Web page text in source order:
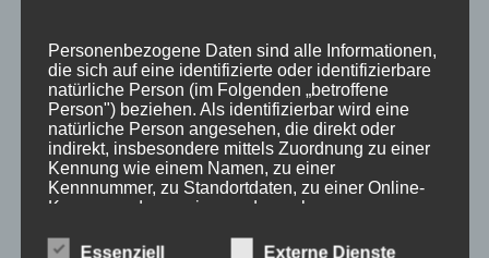
SCHLAGWÖRTER
3 Sterne Allgäu Allgäu-Walser-Pass Allgäuer Alpen
Auszeichnung Award Bewertungen booking.com
Busfahren Buslinien Busticket DTV Ferienhotel
Ferienhotel Sonnenheim Ferienwohnungen
Fewo Angebot Frühstück Gastgeber
Personenbezogene Daten sind alle Informationen,
die sich auf eine identifizierte oder identifizierbare
natürliche Person (im Folgenden „betroffene
Person") beziehen. Als identifizierbar wird eine
natürliche Person angesehen, die direkt oder
indirekt, insbesondere mittels Zuordnung zu einer
Kennung wie einem Namen, zu einer
Kennnummer, zu Standortdaten, zu einer Online-
Kennung oder zu einem oder mehreren
physischen, physiologischen, genetischen,
Essenziell Externe Dienste